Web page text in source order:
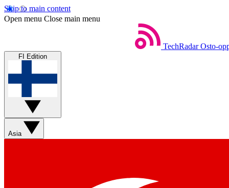
Skip to main content
Open menu Close main menu
TechRadar Osto-
FI Edition
Asia